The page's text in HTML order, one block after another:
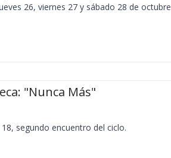
26, viernes 27 y sábado 28 de octubre
"Nunca Más"
segundo encuentro del ciclo.